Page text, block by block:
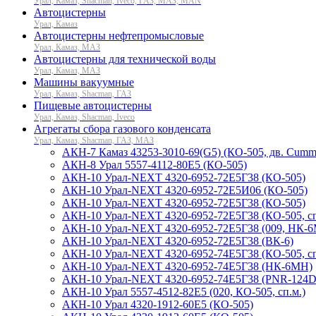
Автоцистерны
Урал, Камаз
Автоцистерны нефтепромысловые
Урал, Камаз, МАЗ
Автоцистерны для технической воды
Урал, Камаз, МАЗ
Машины вакуумные
Урал, Камаз, Shacman, ГАЗ
Пищевые автоцистерны
Урал, Камаз, Shacman, Iveco
Агрегаты сбора газового конденсата
Урал, Камаз, Shacman, ГАЗ, МАЗ
АКН-7 Камаз 43253-3010-69(G5) (КО-505, дв.
АКН-8 Урал 5557-4112-80Е5 (КО-505)
АКН-10 Урал-NEXT 4320-6952-72Е5Г38 (КО-505)
АКН-10 Урал-NEXT 4320-6952-72Е5И06 (КО-505)
АКН-10 Урал-NEXT 4320-6952-72Е5Г38 (КО-505)
АКН-10 Урал-NEXT 4320-6952-72Е5Г38 (КО-505,
АКН-10 Урал-NEXT 4320-6952-72Е5Г38 (009, НК-
АКН-10 Урал-NEXT 4320-6952-72Е5Г38 (ВК-6)
АКН-10 Урал-NEXT 4320-6952-74Е5Г38 (КО-505,
АКН-10 Урал-NEXT 4320-6952-74Е5Г38 (НК-6МН)
АКН-10 Урал-NEXT 4320-6952-74Е5Г38 (PNR-
АКН-10 Урал 5557-4512-82Е5 (020, КО-505, сп.м.)
АКН-10 Урал 4320-1912-60Е5 (КО-505)